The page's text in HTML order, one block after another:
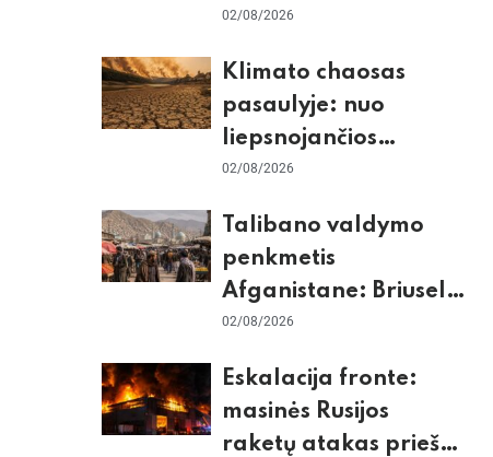
restorano,
tikrieji taikiniai
02/08/2026
Klimato chaosas
pasaulyje: nuo
liepsnojančios
Europos iki
Antarktidos
paradokso
02/08/2026
Talibano valdymo
penkmetis
Afganistane: Briuselio
vizito užkulisiai, gilus
konfliktas su
Pakistanu
02/08/2026
Eskalacija fronte:
masinės Rusijos
raketų atakas prieš